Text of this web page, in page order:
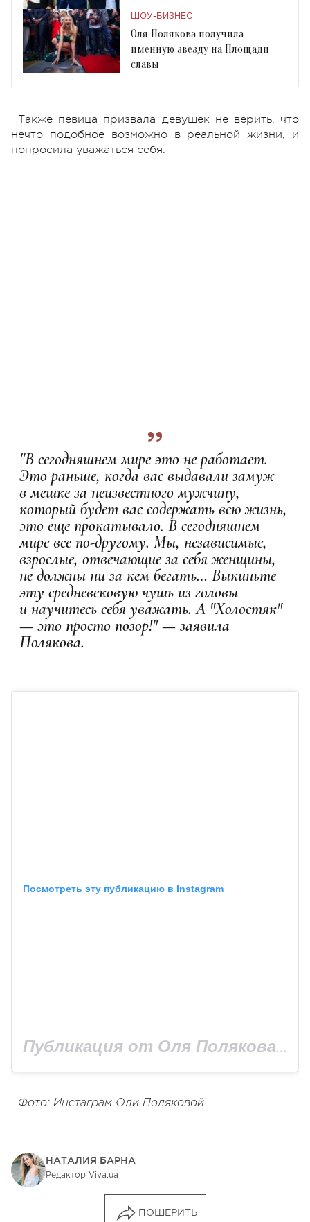
ШОУ-БИЗНЕС
Оля Полякова получила
именную звезду на Площади
славы
Также певица призвала девушек не верить, что
нечто подобное возможно в реальной жизни, и
попросила уважаться себя.
"В сегодняшнем мире это не работает.
Это раньше, когда вас выдавали замуж
в мешке за неизвестного мужчину,
который будет вас содержать всю жизнь,
это еще прокатывало. В сегодняшнем
мире все по-другому. Мы, независимые,
взрослые, отвечающие за себя женщины,
не должны ни за кем бегать… Выкиньте
эту средневековую чушь из головы
и научитесь себя уважать. А "Холостяк"
— это просто позор!" — заявила
Полякова.
Посмотреть эту публикацию в Instagram
Публикация от Оля Полякова (@polyakovamusic)
Фото: Инстаграм Оли Поляковой
НАТАЛИЯ БАРНА
Редактор Viva.ua
ПОШЕРИТЬ